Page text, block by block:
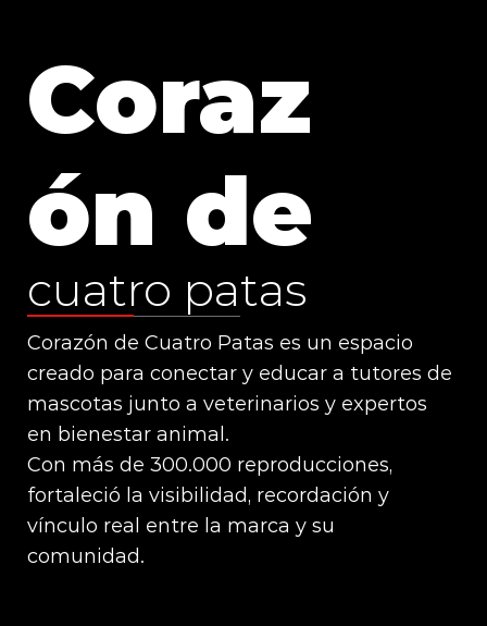
Coraz
ón de
cuatro patas
Corazón de Cuatro Patas es un espacio
creado para conectar y educar a tutores de
mascotas junto a veterinarios y expertos
en bienestar animal.
Con más de 300.000 reproducciones,
fortaleció la visibilidad, recordación y
vínculo real entre la marca y su
comunidad.